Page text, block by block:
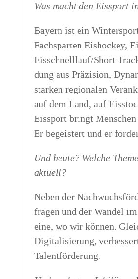
Was macht den Eis­sport
Bay­ern ist ein
Fachspar­ten Eis­ho­ckey,
Eisschnelllauf/Short
dung aus Prä­zi­si­on,
star­ken regio­na­len
auf dem Land, auf
Eis­sport bringt
Er begeis­tert und er
Und heu­te? Wel­che
aktuell?
Neben der
fra­gen und der Wan­del
ei­ne, wo wir kön­nen.
Digi­ta­li­sie­rung,
Talentförderung.